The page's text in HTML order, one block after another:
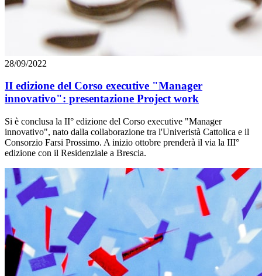
28/09/2022
II edizione del Corso executive "Manager
innovativo": presentazione Project work
Si è conclusa la II° edizione del Corso executive "Manager
innovativo", nato dalla collaborazione tra l'Univeristà Cattolica e il
Consorzio Farsi Prossimo. A inizio ottobre prenderà il via la III°
edizione con il Residenziale a Brescia.